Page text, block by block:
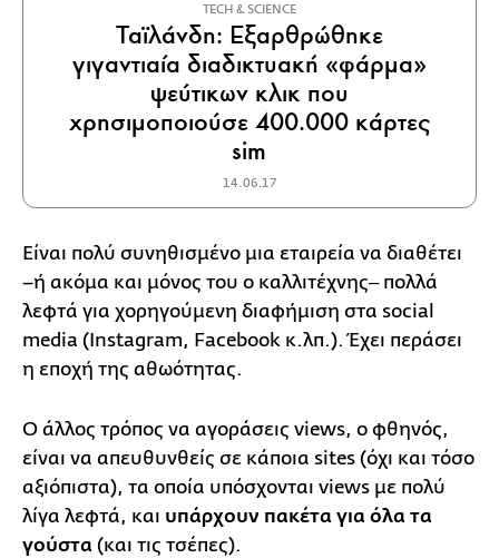
ΤECH & SCIENCE
Ταϊλάνδη: Εξαρθρώθηκε
γιγαντιαία διαδικτυακή «φάρμα»
ψεύτικων κλικ που
χρησιμοποιούσε 400.000 κάρτες
sim
14.06.17
Είναι πολύ συνηθισμένο μια εταιρεία να διαθέτει
–ή ακόμα και μόνος του ο καλλιτέχνης‒ πολλά
λεφτά για χορηγούμενη διαφήμιση στα social
media (Instagram, Facebook κ.λπ.). Έχει περάσει
η εποχή της αθωότητας.
Ο άλλος τρόπος να αγοράσεις views, ο φθηνός,
είναι να απευθυνθείς σε κάποια sites (όχι και τόσο
αξιόπιστα), τα οποία υπόσχονται views με πολύ
λίγα λεφτά, και υπάρχουν πακέτα για όλα τα
γούστα (και τις τσέπες).